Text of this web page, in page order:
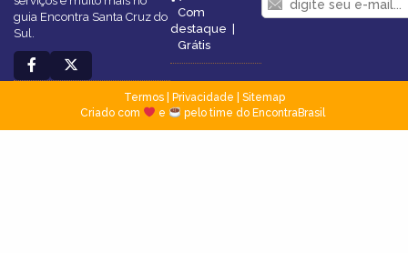
guia Encontra Santa Cruz do
Sul.
Com
destaque
Grátis
Termos| Privacidade
Sitemap
Criado com
e pelo time do EncontraBrasil